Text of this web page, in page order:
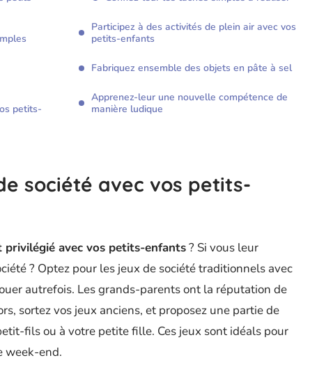
petits-
Participez à des activités de plein air avec vos
petits-enfants
Fabriquez ensemble des objets en pâte à sel
Apprenez-leur une nouvelle compétence de
manière ludique
société avec vos petits-
privilégié avec vos petits-enfants? Si vous leur
? Optez pour les jeux de société traditionnels avec
autrefois. Les grands-parents ont la réputation de
sortez vos jeux anciens, et proposez une partie de
fils ou à votre petite fille. Ces jeux sont idéals pour
week-end.